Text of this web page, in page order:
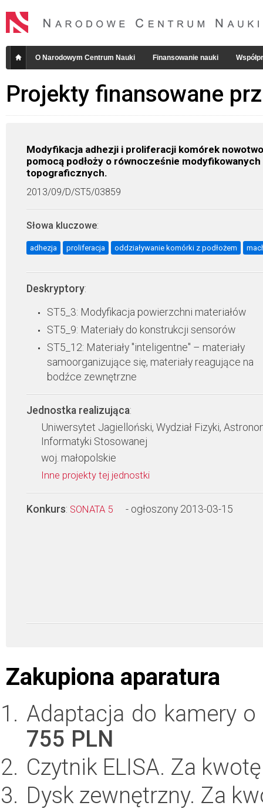
O Narodowym Centrum Nauki Finansowanie nauki
Projekty finansowane
Modyfikacja adhezji i proliferacji komórek
pomocą podłoży o równocześnie
topograficznych.
2013/09/D/ST5/03859
Słowa kluczowe:
adhezja proliferacja oddziaływanie komórki z podłożem
Deskryptory:
ST5_3: Modyfikacja powierzchni materiałów
ST5_9: Materiały do konstrukcji sensorów
ST5_12: Materiały "inteligentne" – materiały
samoorganizujące się, materiały reagujące na
bodźce zewnętrzne
Jednostka realizująca:
Uniwersytet Jagielloński, Wydział Fizyki,
Informatyki Stosowanej
woj. małopolskie
Inne projekty tej jednostki
Konkurs: SONATA 5 - ogłoszony 2013-03-15
Zakupiona aparatura
Adaptacja do kamery
755 PLN
Czytnik ELISA. Za
Dysk zewnętrzny. Za